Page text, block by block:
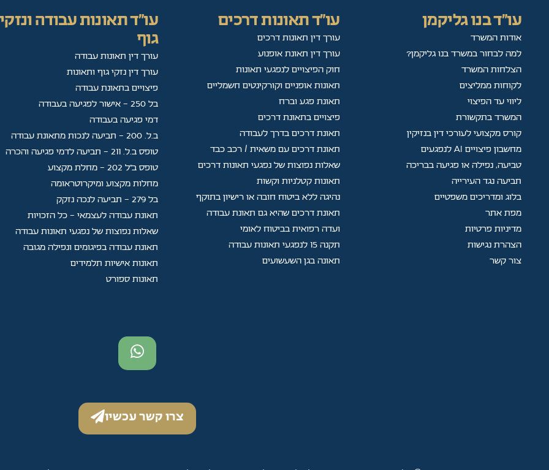
עו"ד בנו גליקמן
אודות המשרד
למה לבחור במשרד בנו גליקמן?
הצלחות המשרד
לקוחות ממליצים
ליווי עד הפיצוי
המשרד בתקשורת
קורס מקצועי לעורכי דין בנזיקין
מחשבון פיצויים AI לנפגעים
טביעה, נפילה או פגיעה בבריכה
תביעה נגד העירייה
בלוג ומדריכים משפטיים
מפת אתר
מדיניות פרטיות
הצהרת נגישות
צור קשר
עו"ד תאונות דרכים
עורך דין תאונות דרכים
עורך דין תאונת אופנוע
חוק הפיצויים לנפגעי תאונות
תאונות אופניים וקורקינטים חשמליים
תאונת פגע וברח
פיצויים בתאונת דרכים
תאונת דרכים בדרך לעבודה
תאונת דרכים עם משאית / רכב כבד
שאלות נפוצות של נפגעי תאונות דרכים
תאונות קטלניות וקשות
נהיגה ללא ביטוח חובה או רישיון בתוקף
תאונת דרכים שהיא גם תאונת עבודה
ועדה רפואית בביטוח לאומי
תקנה 15 לנפגעי תאונות עבודה
תאונה בגן השעשועים
עו"ד תאונות עבודה ונזקי
גוף
עורך דין תאונות עבודה
עורך דין נזקי גוף ותאונות
פיצויים בתאונת עבודה
בל 250 - אישור לפגיעה בעבודה
דמי פגיעה בעבודה
ב.ל. 200 - תביעה לנכות מתאונת עבודה
טופס ב.ל. 211 - תביעה לדמי פגיעה והכרה
טופס ב"ל 202 — מחלת מקצוע
מחלות מקצוע ומיקרוטראומה
בל 279 - תביעה לנכה נזקק
תאונת עבודה לעצמאי - כל הזכויות
שאלות נפוצות של נפגעי תאונות עבודה
תאונת עבודה בפיגומים ונפילה מגובה
תאונות אישיות תלמידים
תאונות ספורט
צרו קשר עכשיו